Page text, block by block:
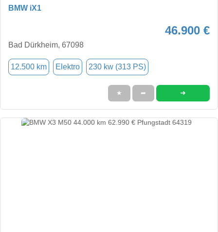
BMW iX1
46.900 €
Bad Dürkheim, 67098
12.500 km Elektro 230 kw (313 PS)
★ ➦ ➜